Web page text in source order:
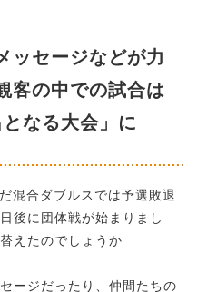
ッセージなどが力
客の中での試合は
となる大会」に
混合ダブルスでは予選敗退
後に団体戦が始まりまし
えたのでしょうか
ージだったり、仲間たちの